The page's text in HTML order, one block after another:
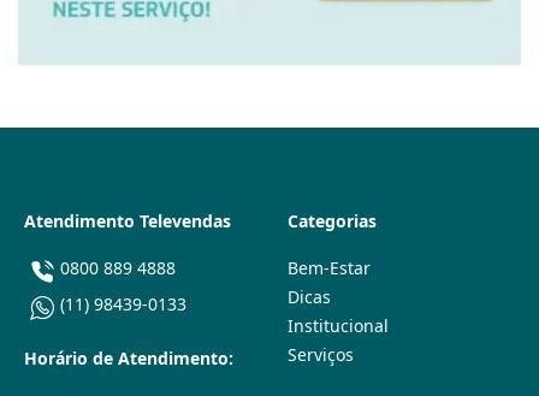
Atendimento Televendas
0800 889 4888
(11) 98439-0133
Horário de Atendimento:
Categorias
Bem-Estar
Dicas
Institucional
Serviços